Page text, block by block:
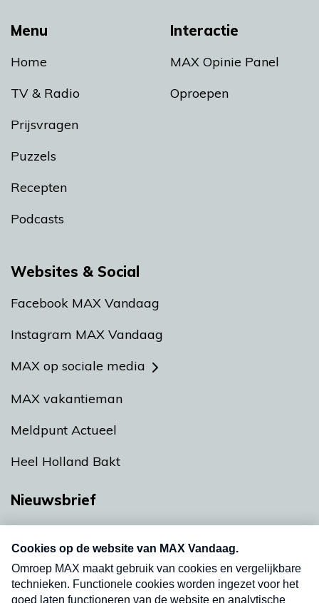
Menu
Home
TV & Radio
Prijsvragen
Puzzels
Recepten
Podcasts
Interactie
MAX Opinie Panel
Oproepen
Websites & Social
Facebook MAX Vandaag
Instagram MAX Vandaag
MAX op sociale media
MAX vakantieman
Meldpunt Actueel
Heel Holland Bakt
Nieuwsbrief
Neem hier een gratis abonnement op onze
nieuwsbrief. Elke vrijdag- en dinsdagochtend in
uw mailbox.
Verzend